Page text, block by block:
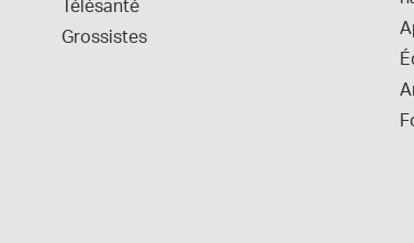
Télésanté
Grossistes